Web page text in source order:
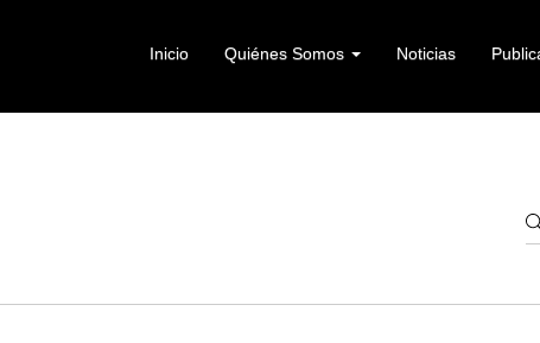
Inicio Quiénes Somos Noticias